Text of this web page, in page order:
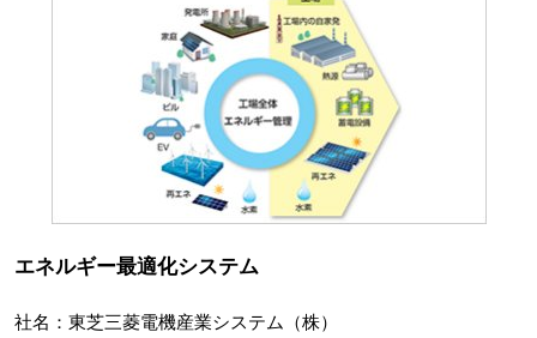
エネルギー最適化システム
社名：東芝三菱電機産業システム（株）